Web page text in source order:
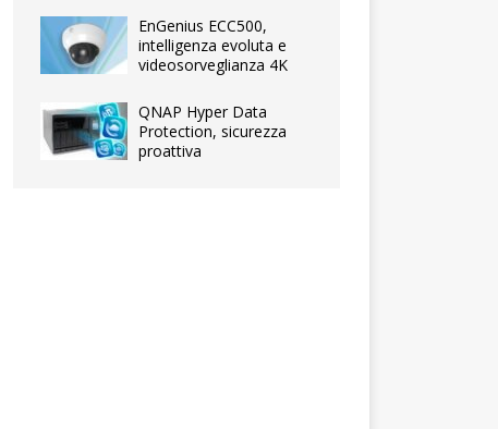
EnGenius ECC500,
intelligenza evoluta e
videosorveglianza 4K
QNAP Hyper Data
Protection, sicurezza
proattiva